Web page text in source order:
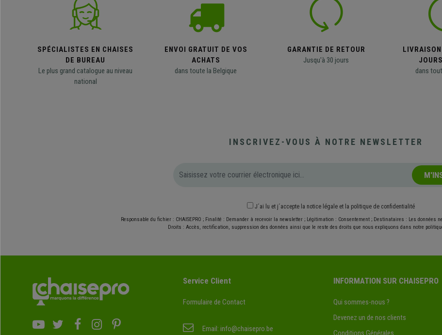
SPÉCIALISTES EN CHAISES
DE BUREAU
Le plus grand catalogue au niveau
national
ENVOI GRATUIT DE VOS
ACHATS
dans toute la Belgique
GARANTIE DE RETOUR
Jusqu'à 30 jours
dans
INSCRIVEZ-VOUS À NOTRE NEWSLETTER
J´ai lu et j´accepte la notice légale et la politique de confidentialité
Responsable du fichier : CHAISEPRO ; Finalité : Demander à recevoir la newsletter ; Légitimation : Consentement ; Destinataires : Les données
Droits : Accès, rectification, suppression des données ainsi que le reste des droits que nous expliquons dans notre
Service Client
Formulaire de Contact
Email: info@chaisepro.be
INFORMATION SUR CHAISEPRO
Qui sommes-nous ?
Devenez un de nos clients
Conditions Générales